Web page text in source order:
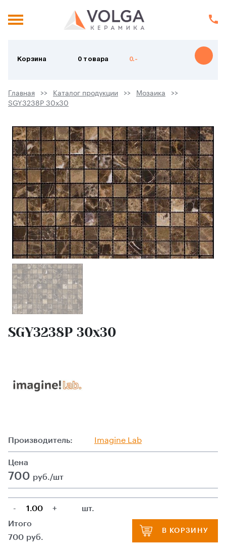
Корзина 0 товара 0.-
Главная Каталог продукции
Мозаика
SGY3238P 30х30
SGY3238P 30х30
Производитель: Imagine Lab
Цена
700 руб./шт
- +
шт.
Итого
700 руб.
В КОРЗИНУ